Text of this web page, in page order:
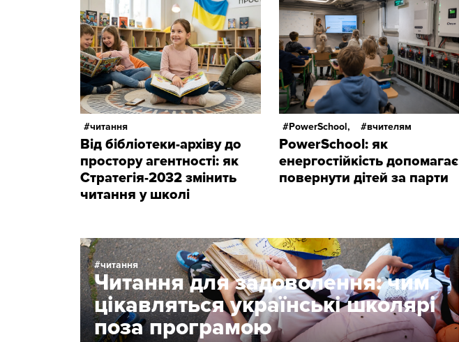
читання
Від бібліотеки-архіву до
простору агентності: як
Стратегія-2032 змінить
читання у школі
PowerSchool, вчителям
PowerSchool: як
енергостійкість допомагає
повернути дітей за парти
читання
Читання для задоволення: чим
цікавляться українські школярі
поза програмою